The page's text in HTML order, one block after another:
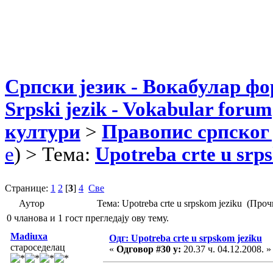
Српски језик - Вокабулар
Srpski jezik - Vokabular forum
култури > Правопис српског
e) > Тема: Upotreba crte u
Странице: 1 2 [3] 4 Све
Аутор
Тема: Upotreba crte u srpskom jeziku
0 чланова и 1 гост прегледају ову тему.
Madiuxa
староседелац
Одг: Upotreba crte u srpskom jeziku
« Одговор #30 у: 20.37 ч. 04.12.2008. »